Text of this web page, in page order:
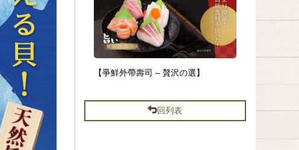
【爭鮮外帶壽司 – 贅沢の選】
回列表